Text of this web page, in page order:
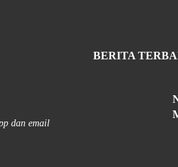
dan email
BERITA